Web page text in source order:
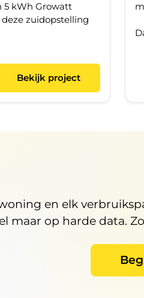
5 kWh Growatt
zuidopstelling
Bekijk project
en elk
maar op harde data.